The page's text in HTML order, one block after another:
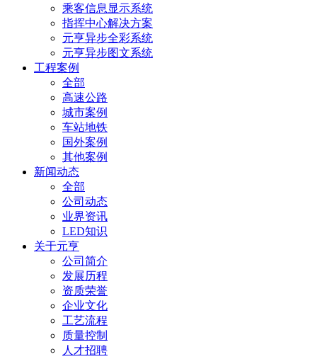
乘客信息显示系统
指挥中心解决方案
元亨异步全彩系统
元亨异步图文系统
工程案例
全部
高速公路
城市案例
车站地铁
国外案例
其他案例
新闻动态
全部
公司动态
业界资讯
LED知识
关于元亨
公司简介
发展历程
资质荣誉
企业文化
工艺流程
质量控制
人才招聘